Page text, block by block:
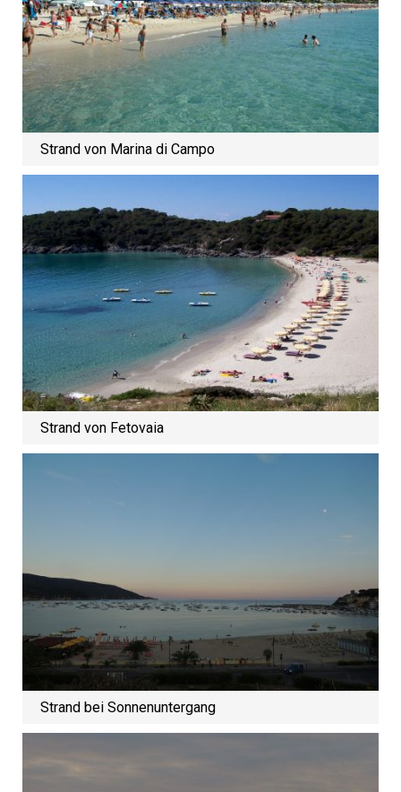
Strand von Marina di Campo
Strand von Fetovaia
Strand bei Sonnenuntergang